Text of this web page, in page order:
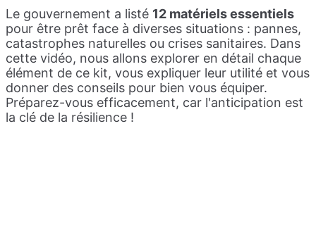
Le gouvernement a listé 12 matériels essentiels
pour être prêt face à diverses situations : pannes,
catastrophes naturelles ou crises sanitaires. Dans
cette vidéo, nous allons explorer en détail chaque
élément de ce kit, vous expliquer leur utilité et vous
donner des conseils pour bien vous équiper.
Préparez-vous efficacement, car l'anticipation est
la clé de la résilience !